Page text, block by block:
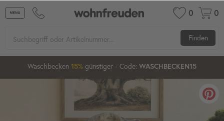
0 0
Finden
13 38 37
Waschbecken 15% günstiger - Code: WASCHBECKEN15
20%